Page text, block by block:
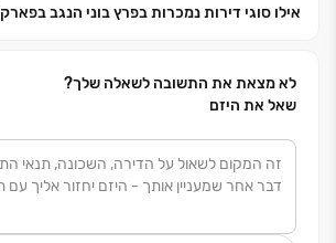
אילו סוגי דירות נמכרות בפרץ בוני הנגב בפארק 4 - באר שבע?
לא מצאת את התשובה לשאלה שלך?
שאל את היזם